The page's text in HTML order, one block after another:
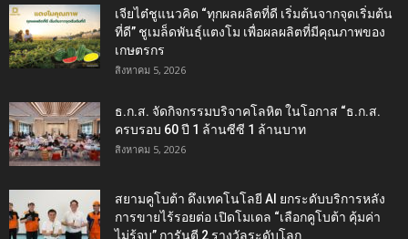
เจียไต๋ชูแนวคิด “ทุกผลผลิตที่ดี เริ่มต้นจากจุดเริ่มต้น
ที่ดี” ชูเมล็ดพันธุ์แตงโม เพื่อผลผลิตที่มีคุณภาพของ
เกษตรกร
สิงหาคม 5, 2026
ธ.ก.ส. จัดกิจกรรมบริจาคโลหิต ในโอกาส “ธ.ก.ส.
ครบรอบ 60 ปี 1 ล้านซีซี 1 ล้านบาท
สิงหาคม 5, 2026
สยามคูโบต้า ดึงเทคโนโลยี AI ยกระดับบริการหลัง
การขายไร้รอยต่อ เปิดโมเดล “เลือกคูโบต้า คุ้มค่า
ไม่รู้จบ” การันตี 2 รางวัลระดับโลก